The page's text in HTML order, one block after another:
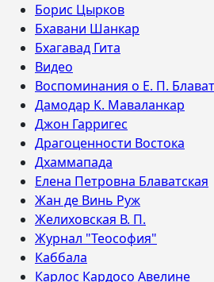
Борис Цырков
Бхавани Шанкар
Бхагавад Гита
Видео
Воспоминания о Е. П.
Дамодар К. Маваланкар
Джон Гарригес
Драгоценности Востока
Дхаммапада
Елена Петровна Блаватская
Жан де Винь Руж
Желиховская В. П.
Журнал "Теософия"
Каббала
Карлос Кардосо Авелине